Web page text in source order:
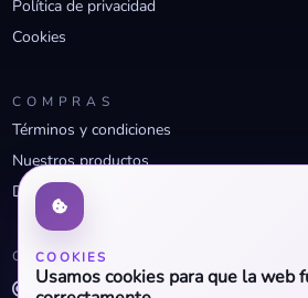
COOKIES
Usamos cookies para que la web
Política de privacidad
Cookies
COMPRAS
Términos y condiciones
Nuestros productos
Descuentos profesionales
CONTACTO
info@openclima.com